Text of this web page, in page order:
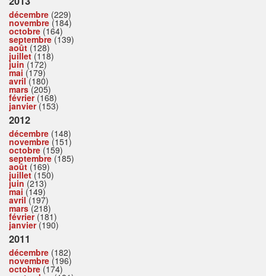
décembre (229)
novembre (184)
octobre (164)
septembre (139)
août (128)
juillet(118)
juin (172)
mai (179)
avril(180)
mars(205)
février(168)
janvier(153)
2012
décembre (148)
novembre (151)
octobre (159)
septembre (185)
août (169)
juillet(150)
juin (213)
mai (149)
avril(197)
mars(218)
février(181)
janvier(190)
2011
décembre (182)
novembre (196)
octobre (174)